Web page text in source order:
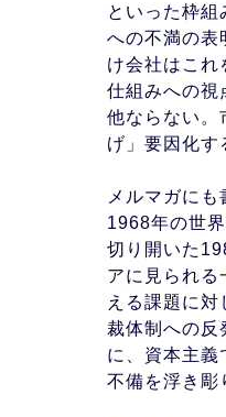
といった枠
への不満の表
け会社はこれ
仕組みへの視
他ならない。
げ」要因化す
メルマガに
1968年の世
切り開いた
アに見られる
える課題に
裁体制への反
に、資本主義
不備を浮き彫